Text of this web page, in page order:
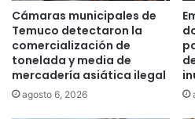
n
d
e
o
n
a
s
u
r
Cámaras municipales de
Temuco detectaron la
comercialización de
tonelada y media de
mercadería asiática ilegal
agosto 6, 2026